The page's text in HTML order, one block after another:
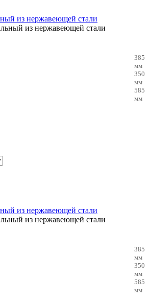
из нержавеющей стали
385
мм
350
мм
585
мм
из нержавеющей стали
385
мм
350
мм
585
мм